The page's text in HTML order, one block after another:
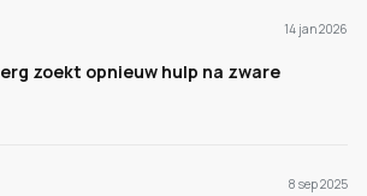
14 jan 2026
zoekt opnieuw hulp na zware
8 sep 2025